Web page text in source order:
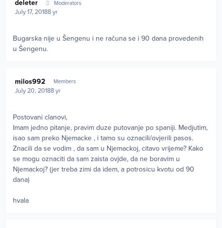
deleter Moderators
July 17, 20188 yr
Bugarska nije u Šengenu i ne računa se i 90 dana provedenih
u Šengenu.
milos992 Members
July 20, 20188 yr
Postovani clanovi,
Imam jedno pitanje, pravim duze putovanje po spaniji. Medjutim,
isao sam preko Njemacke , i tamo su oznacili/ovjerili pasos.
Znacili da se vodim , da sam u Njemackoj, citavo vrijeme? Kako
se mogu oznaciti da sam zaista ovjde, da ne boravim u
Njemackoj? (jer treba zimi da idem, a potrosicu kvotu od 90
dana)
hvala